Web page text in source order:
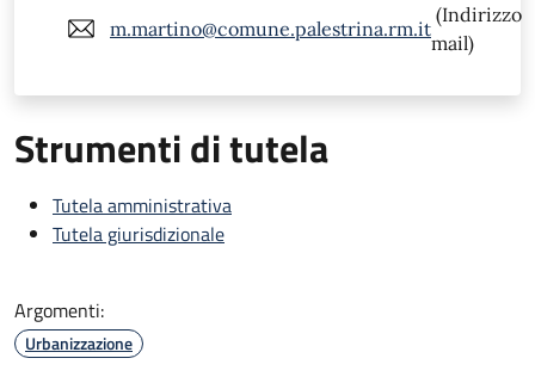
m.martino@comune.palestrina.rm.it
(Indirizzo
mail)
Strumenti di tutela
Tutela amministrativa
Tutela giurisdizionale
Argomenti:
Urbanizzazione